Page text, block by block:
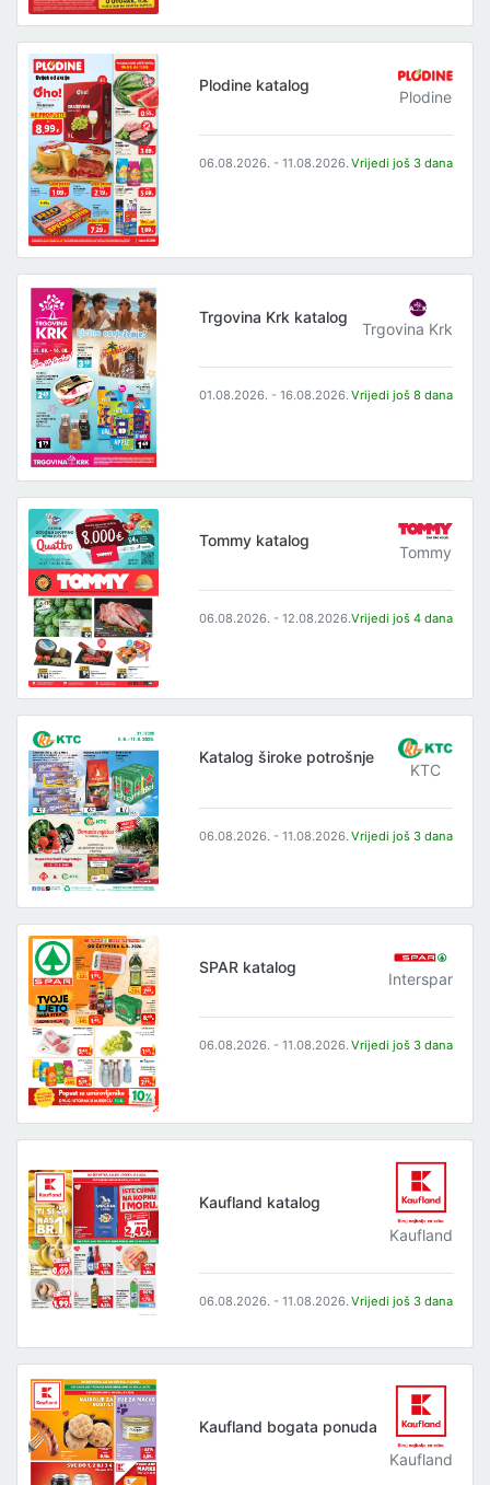
Plodine katalog
Plodine
06.08.2026. - 11.08.2026. Vrijedi još 3 dana
Trgovina Krk katalog
Trgovina Krk
01.08.2026. - 16.08.2026. Vrijedi još 8 dana
Tommy katalog
Tommy
06.08.2026. - 12.08.2026.Vrijedi još 4 dana
Katalog široke potrošnje
KTC
06.08.2026. - 11.08.2026. Vrijedi još 3 dana
SPAR katalog
Interspar
06.08.2026. - 11.08.2026. Vrijedi još 3 dana
Kaufland katalog
Kaufland
06.08.2026. - 11.08.2026. Vrijedi još 3 dana
Kaufland bogata ponuda
Kaufland